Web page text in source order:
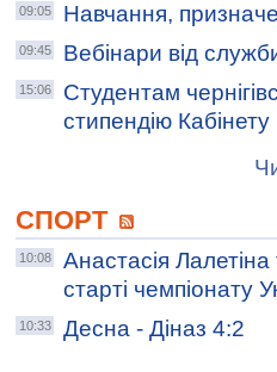
09:05 Навчання,
09:45 Вебінари від
15:06
Студентам
стипендію Кабінету
СПОРТ
10:08
Анастасія
старті чемпіонату
10:33
Десна - Діназ 4:2